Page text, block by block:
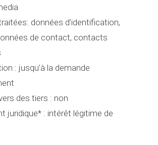
: données d’identification,
de contact, contacts
: jusqu’à la demande
des tiers : non
juridique* : intérêt légitime de